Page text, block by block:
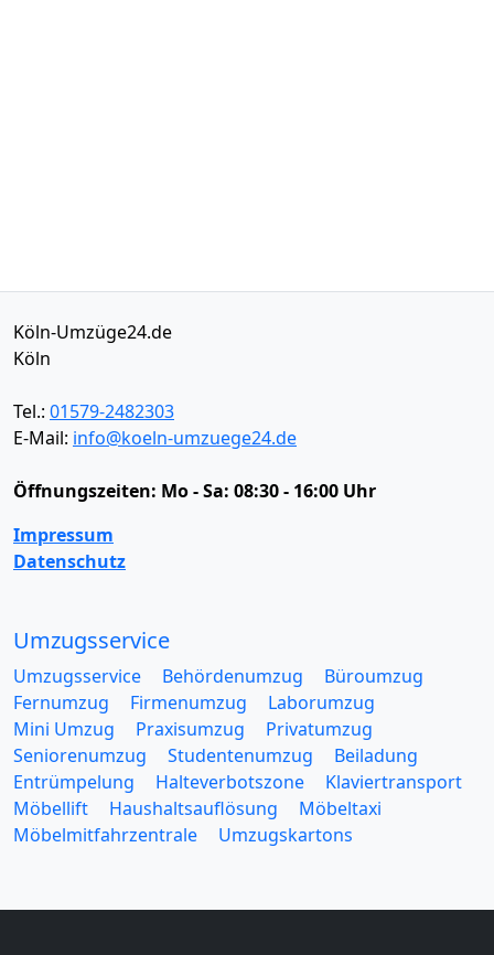
Köln-Umzüge24.de
Köln
Tel.: 01579-2482303
E-Mail: info@koeln-umzuege24.de
Öffnungszeiten: Mo - Sa: 08:30 - 16:00 Uhr
Impressum
Datenschutz
Umzugsservice
Umzugsservice Behördenumzug
Büroumzug
Fernumzug
Firmenumzug
Laborumzug
Mini Umzug
Praxisumzug
Privatumzug
Seniorenumzug
Studentenumzug
Beiladung
Entrümpelung
Halteverbotszone
Klaviertransport
Möbellift
Haushaltsauflösung
Möbeltaxi
Möbelmitfahrzentrale
Umzugskartons